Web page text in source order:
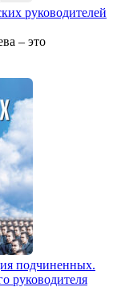
руководителей
– это
подчиненных.
руководителя